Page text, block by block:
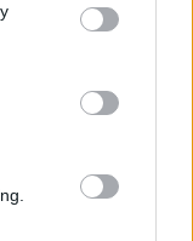
or more Google
including but
You may click to
party tags to